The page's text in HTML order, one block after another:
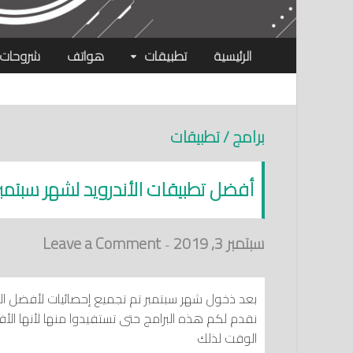
الرئيسية تطبيقات هواتف
برامج / تطبيقات
أفضل تطبيقات الأندرويد لشهر سبتمبر
سبتمبر 3, 2019 -
Leave a Comment
بعد ذخول شهر سبتمبر تم تجميع إحصائيات لأفضل
نقدم لكم هذه البرامج حتى تستفيدوا منها لأنها
الوقت لذلك